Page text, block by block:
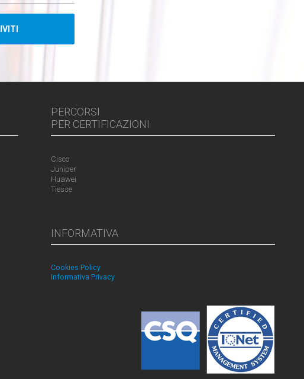
PERCORSI
PER CERTIFICAZIONI
Cisco
Juniper
Huawei
Tiesse
INFORMATIVA
Cookies Policy
Informativa Privacy